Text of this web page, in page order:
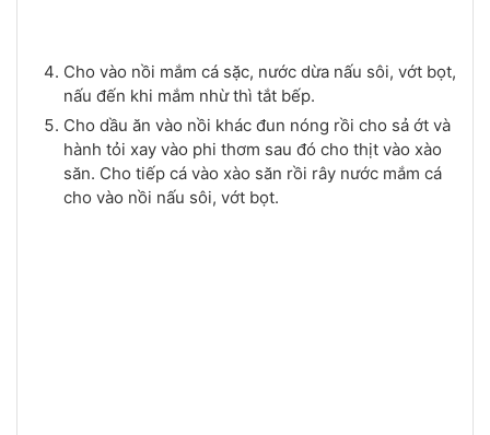
Cho vào nồi mắm cá sặc, nước dừa nấu sôi, vớt bọt,
nấu đến khi mắm nhừ thì tắt bếp.
Cho dầu ăn vào nồi khác đun nóng rồi cho sả ớt và
hành tỏi xay vào phi thơm sau đó cho thịt vào xào
săn. Cho tiếp cá vào xào săn rồi rây nước mắm cá
cho vào nồi nấu sôi, vớt bọt.